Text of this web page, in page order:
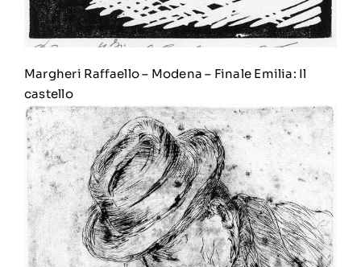
Margheri Raffaello– Modena – Finale Emilia: Il
castello